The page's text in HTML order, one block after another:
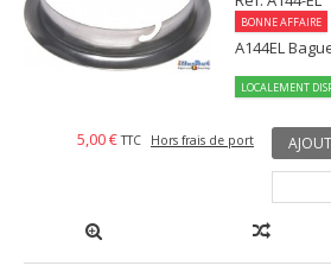
BONNE AFFAIRE
A144EL
LOCALEMENT
5,00 € TTC Hors frais de port